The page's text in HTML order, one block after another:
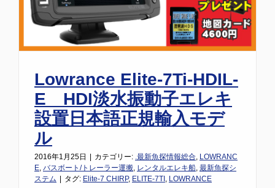
Lowrance Elite-7Ti-HDIL-
E HDI淡水振動子エレキ
設置日本語正規輸入モデ
ル
2016年1月25日 カテゴリー: .最新魚探情報総合, LOWRANC
E, バスボート/トレーラー運搬, レンタルエレキ船, 最新魚探シ
ステム
タグ: Elite-7 CHIRP, ELITE-7TI , LOWRANCE